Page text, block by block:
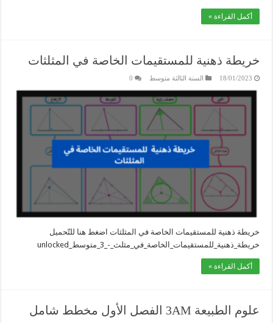
أكمل القراءة »
خريطة ذهنية للمستقيمات الخاصة في المثلثات
18/01/2023 السنة الثالثة متوسط 0
خريطة ذهنية للمستقيمات الخاصة في المثلثات اضغط هنا للتّحميل
خريطة_ذهنية_للمستقيمات_الخاصة_في_مثلث_-_3_متوسط_unlocked
أكمل القراءة »
علوم الطبيعة 3AM الفصل الأول مخطط شامل